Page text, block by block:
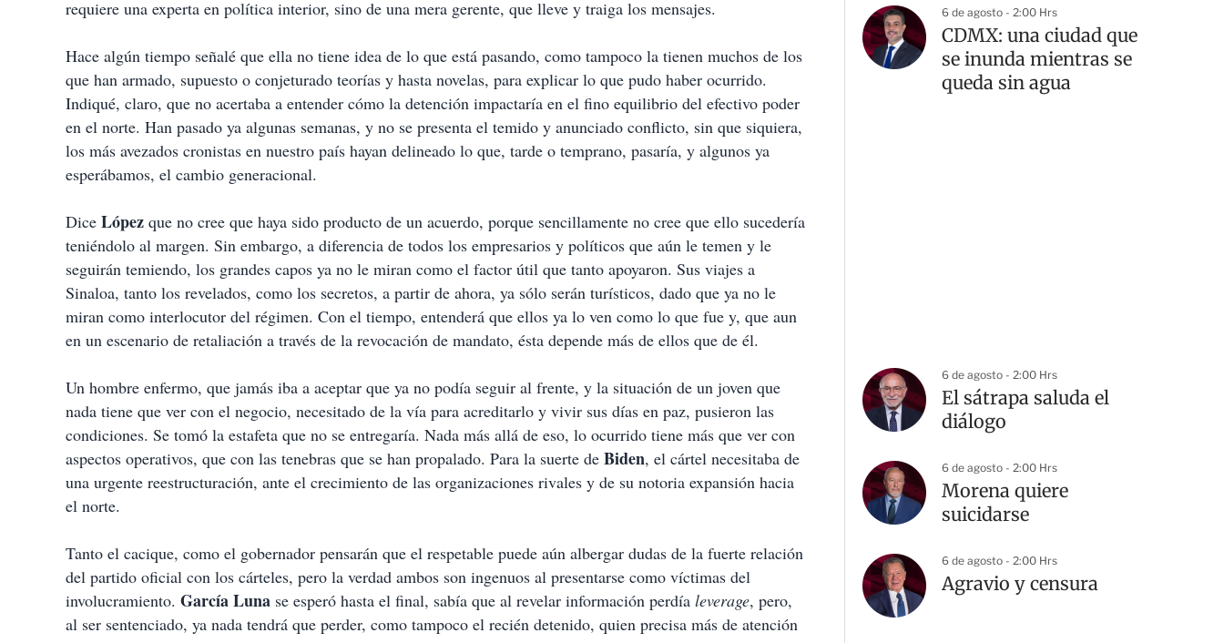
requiere una experta en política interior, sino de una mera gerente, que lleve y traiga los mensajes.
Hace algún tiempo señalé que ella no tiene idea de lo que está pasando, como tampoco la tienen muchos de los
que han armado, supuesto o conjeturado teorías y hasta novelas, para explicar lo que pudo haber ocurrido.
Indiqué, claro, que no acertaba a entender cómo la detención impactaría en el fino equilibrio del efectivo poder
en el norte. Han pasado ya algunas semanas, y no se presenta el temido y anunciado conflicto, sin que siquiera,
los más avezados cronistas en nuestro país hayan delineado lo que, tarde o temprano, pasaría, y algunos ya
esperábamos, el cambio generacional.
Dice López que no cree que haya sido producto de un acuerdo, porque sencillamente no cree que ello sucedería
teniéndolo al margen. Sin embargo, a diferencia de todos los empresarios y políticos que aún le temen y le
seguirán temiendo, los grandes capos ya no le miran como el factor útil que tanto apoyaron. Sus viajes a
Sinaloa, tanto los revelados, como los secretos, a partir de ahora, ya sólo serán turísticos, dado que ya no le
miran como interlocutor del régimen. Con el tiempo, entenderá que ellos ya lo ven como lo que fue y, que aun
en un escenario de retaliación a través de la revocación de mandato, ésta depende más de ellos que de él.
Un hombre enfermo, que jamás iba a aceptar que ya no podía seguir al frente, y la situación de un joven que
nada tiene que ver con el negocio, necesitado de la vía para acreditarlo y vivir sus días en paz, pusieron las
condiciones. Se tomó la estafeta que no se entregaría. Nada más allá de eso, lo ocurrido tiene más que ver con
aspectos operativos, que con las tenebras que se han propalado. Para la suerte de Biden, el cártel necesitaba de
una urgente reestructuración, ante el crecimiento de las organizaciones rivales y de su notoria expansión hacia
el norte.
Tanto el cacique, como el gobernador pensarán que el respetable puede aún albergar dudas de la fuerte relación
del partido oficial con los cárteles, pero la verdad ambos son ingenuos al presentarse como víctimas del
involucramiento. García Luna se esperó hasta el final, sabía que al revelar información perdía leverage, pero,
al ser sentenciado, ya nada tendrá que perder, como tampoco el recién detenido, quien precisa más de atención
6 de agosto - 2:00 Hrs
CDMX: una ciudad que
se inunda mientras se
queda sin agua
6 de agosto - 2:00 Hrs
El sátrapa saluda el
diálogo
6 de agosto - 2:00 Hrs
Morena quiere
suicidarse
6 de agosto - 2:00 Hrs
Agravio y censura